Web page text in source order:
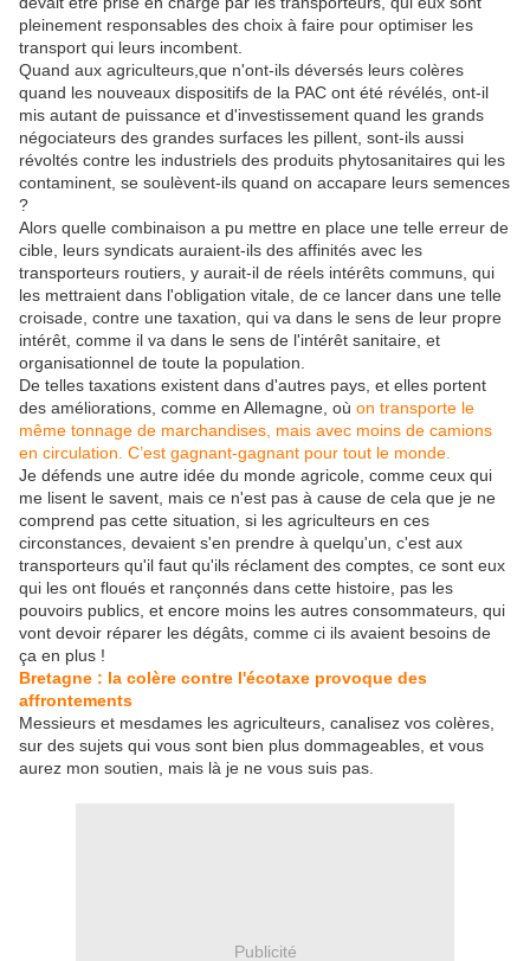
pleinement responsables des choix à faire pour optimiser les
transport qui leurs incombent.
Quand aux agriculteurs,que n'ont-ils déversés leurs colères
quand les nouveaux dispositifs de la PAC ont été révélés, ont-il
mis autant de puissance et d'investissement quand les grands
négociateurs des grandes surfaces les pillent, sont-ils aussi
révoltés contre les industriels des produits phytosanitaires qui les
contaminent, se soulèvent-ils quand on accapare leurs semences
?
Alors quelle combinaison a pu mettre en place une telle erreur de
cible, leurs syndicats auraient-ils des affinités avec les
transporteurs routiers, y aurait-il de réels intérêts communs, qui
les mettraient dans l'obligation vitale, de ce lancer dans une telle
croisade, contre une taxation, qui va dans le sens de leur propre
intérêt, comme il va dans le sens de l'intérêt sanitaire, et
organisationnel de toute la population.
De telles taxations existent dans d'autres pays, et elles portent
des améliorations, comme en Allemagne, où on transporte le
même tonnage de marchandises, mais avec moins de camions
en circulation. C’est gagnant-gagnant pour tout le monde.
Je défends une autre idée du monde agricole, comme ceux qui
me lisent le savent, mais ce n'est pas à cause de cela que je ne
comprend pas cette situation, si les agriculteurs en ces
circonstances, devaient s'en prendre à quelqu'un, c'est aux
transporteurs qu'il faut qu'ils réclament des comptes, ce sont eux
qui les ont floués et rançonnés dans cette histoire, pas les
pouvoirs publics, et encore moins les autres consommateurs, qui
vont devoir réparer les dégâts, comme ci ils avaient besoins de
ça en plus !
Bretagne : la colère contre l'écotaxe provoque des
affrontements
Messieurs et mesdames les agriculteurs, canalisez vos colères,
sur des sujets qui vous sont bien plus dommageables, et vous
aurez mon soutien, mais là je ne vous suis pas.
Publicité